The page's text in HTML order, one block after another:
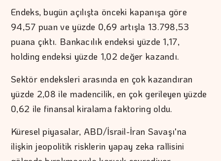
Endeks, bugün açılışta önceki kapanışa göre
94,57 puan ve yüzde 0,69 artışla 13.798,53
puana çıktı. Bankacılık endeksi yüzde 1,17,
holding endeksi yüzde 1,02 değer kazandı.
Sektör endeksleri arasında en çok kazandıran
yüzde 2,08 ile madencilik, en çok gerileyen yüzde
0,62 ile finansal kiralama faktoring oldu.
Küresel piyasalar, ABD/İsrail-İran Savaşı'na
ilişkin jeopolitik risklerin yapay zeka rallisini